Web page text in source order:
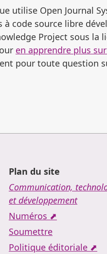
utilise Open Journal
à code source libre
Project sous la
en apprendre plus
pour toute question
Plan du site
Communication,
et développement
Numéros ⬈
Soumettre
Politique éditoriale ⬈